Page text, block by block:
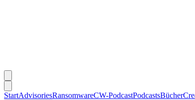
StartAdvisoriesRansomwareCW-PodcastPodcastsBücher